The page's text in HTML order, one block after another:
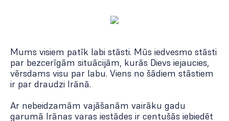
Mums visiem patīk labi stāsti. Mūs iedvesmo stāsti
par bezcerīgām situācijām, kurās Dievs iejaucies,
vērsdams visu par labu. Viens no šādiem stāstiem
ir par draudzi Irānā.
Ar nebeidzamām vajāšanām vairāku gadu
garumā Irānas varas iestādes ir centušās iebiedēt